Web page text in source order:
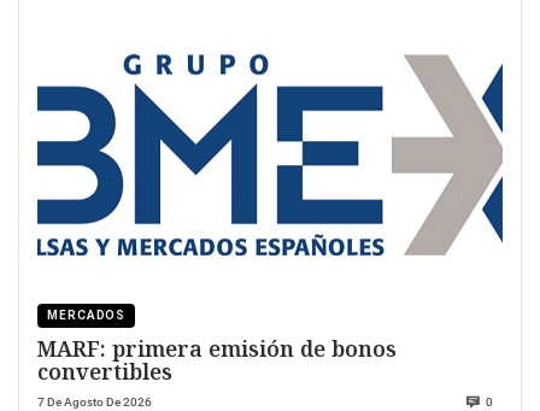
MERCADOS
MARF: primera emisión de bonos
convertibles
7 De Agosto De 2026 0